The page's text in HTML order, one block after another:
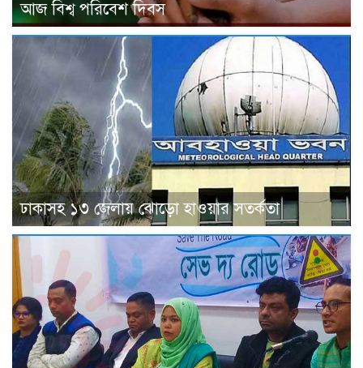
আজ বিশ্ব পরিবেশ দিবস
ঢাকাসহ ১৩ জেলায় ঝোড়ো হাওয়ার সতর্কতা